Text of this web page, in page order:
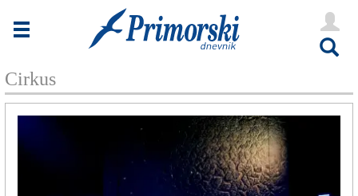
Novice
Goriška
Kultura
Šport
Cirkus